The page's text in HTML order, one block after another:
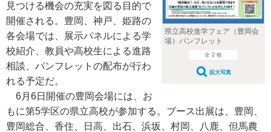
県立高校進学フェア（豊岡会
場）パンフレット
全 2 枚
拡大写真
見つける機会の充実を図る目的で
開催される。豊岡、神戸、姫路の
各会場では、展示パネルによる学
校紹介、教員や高校生による進路
相談、パンフレットの配布が行わ
れる予定だ。
6月6日開催の豊岡会場には、お
もに第5学区の県立高校が参加する。ブース出展は、豊岡、
豊岡総合、香住、日高、出石、浜坂、村岡、八鹿、但馬農